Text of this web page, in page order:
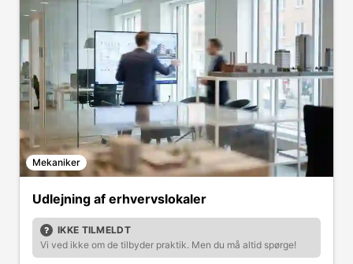
Mekaniker
Udlejning af erhvervslokaler
IKKE TILMELDT
Vi ved ikke om de tilbyder praktik. Men du må altid spørge!